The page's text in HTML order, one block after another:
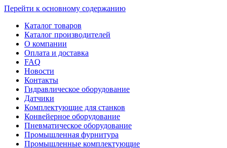
Перейти к основному содержанию
Каталог товаров
Каталог производителей
О компании
Оплата и доставка
FAQ
Новости
Контакты
Гидравлическое оборудование
Датчики
Комплектующие для станков
Конвейерное оборудование
Пневматическое оборудование
Промышленная фурнитура
Промышленные комплектующие